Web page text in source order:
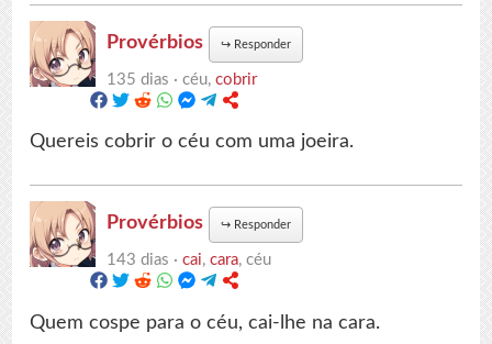
Provérbios ↪ Responder
135 dias ·céu,cobrir
Quereis cobrir o céu com uma joeira.
Provérbios ↪ Responder
143 dias ·cai,cara, céu
Quem cospe para o céu, cai-lhe na cara.